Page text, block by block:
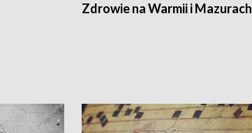
Zdrowie na Warmii i Mazurach